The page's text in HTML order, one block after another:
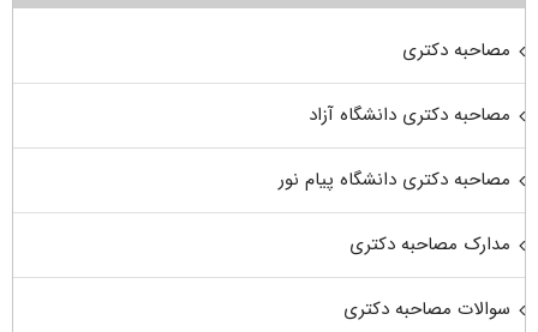
مصاحبه دکتری
مصاحبه دکتری دانشگاه آزاد
مصاحبه دکتری دانشگاه پیام نور
مدارک مصاحبه دکتری
سوالات مصاحبه دکتری